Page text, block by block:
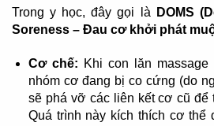
Trong y học, đây gọi là
DOMS
Soreness – Đau cơ khởi phát
Cơ chế: Khi con lăn
nhóm cơ đang bị co cứng (do
sẽ phá vỡ các liên kết cơ cũ để
Quá trình này kích thích cơ thể